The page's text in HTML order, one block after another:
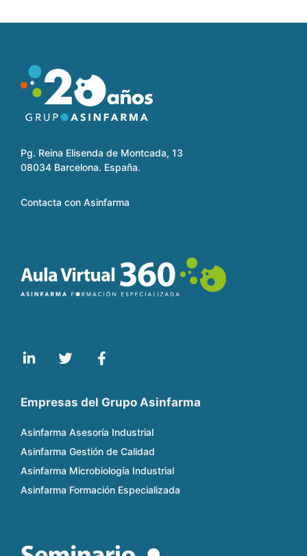
Pg. Reina Elisenda de Montcada, 13
08034 Barcelona. España.
Contacta con Asinfarma
Empresas del Grupo Asinfarma
Asinfarma Asesoría Industrial
Asinfarma Gestión de Calidad
Asinfarma Microbiología Industrial
Asinfarma Formación Especializada